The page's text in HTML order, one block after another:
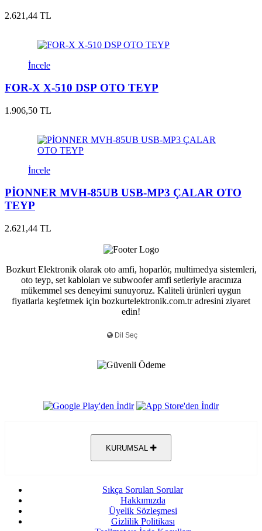
2.621,44 TL
İncele
FOR-X X-510 DSP OTO TEYP
1.906,50 TL
İncele
PİONNER MVH-85UB USB-MP3 ÇALAR OTO
TEYP
2.621,44 TL
Bozkurt Elektronik olarak oto amfi, hoparlör, multimedya sistemleri,
oto teyp, set kabloları ve subwoofer amfi setleriyle aracınıza
mükemmel ses deneyimi sunuyoruz. Kaliteli ürünleri uygun
fiyatlarla keşfetmek için bozkurtelektronik.com.tr adresini ziyaret
edin!
KURUMSAL
Sıkça Sorulan Sorular
Hakkımızda
Üyelik Sözleşmesi
Gizlilik Politikası